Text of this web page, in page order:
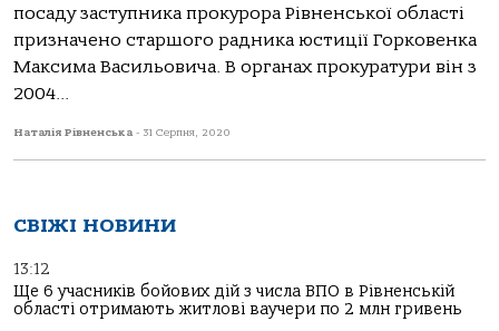
посаду заступника прокурора Рівненської області
призначено старшого радника юстиції Горковенка
Максима Васильовича. В органах прокуратури він з
2004...
Наталія Рівненська - 31 Серпня, 2020
СВІЖІ НОВИНИ
13:12
Ще 6 учасників бойових дій з числа ВПО в Рівненській
області отримають житлові ваучери по 2 млн гривень